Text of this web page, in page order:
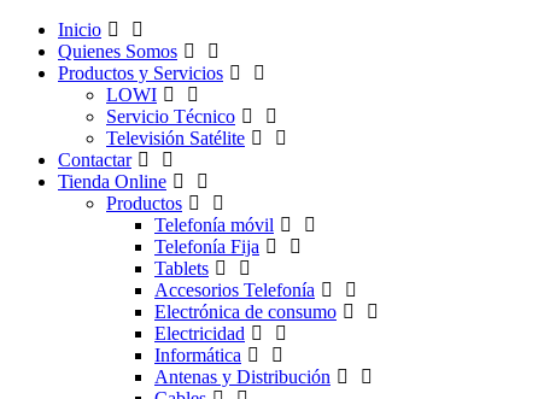
Inicio
Quienes Somos
Productos y Servicios
LOWI
Servicio Técnico
Televisión Satélite
Contactar
Tienda Online
Productos
Telefonía móvil
Telefonía Fija
Tablets
Accesorios Telefonía
Electrónica de consumo
Electricidad
Informática
Antenas y Distribución